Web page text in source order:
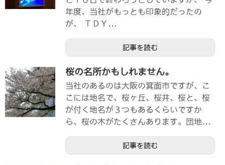
年度、当社がもっとも印象的だったの
が、 ＴＤＹ...
記事を読む
桜の名所かもしれません。
当社のあるのは大阪の箕面市ですが、こ
こには地名で、桜ヶ丘、桜井、桜と、桜
が付く地名が３つもあるくらいですか
ら、桜の木がたくさんあります。団地...
記事を読む